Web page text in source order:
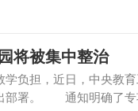
将被集中整治
，近日，中央教育
部署。 通知明确了专